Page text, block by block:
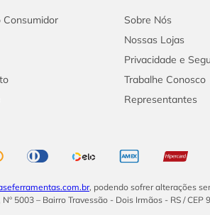
Consumidor
Sobre Nós
Nossas Lojas
Privacidade e
Trabalhe Conosco
Representantes
, podendo sofrer alterações
Nº 5003 – Bairro Travessão - Dois Irmãos - RS /